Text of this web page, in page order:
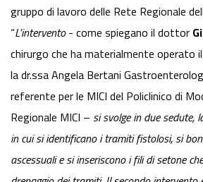
gruppo di lavoro delle Rete Regionale
“L’intervento- come spiegano il dottor
chirurgo che ha materialmente operato
la dr.ssa Angela Bertani
referente per le MICI del Policlinico di
Regionale MICI – si svolge in due sedute,
in cui si identificano i tramiti fistolosi, si
ascessuali e si inseriscono i fili di setone